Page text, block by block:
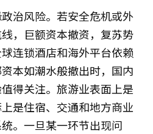
治风险。若安全危机或外
，巨额资本撤资，复苏势
连锁酒店和海外平台依赖
本如潮水般撤出时，国内
得关注。旅游业表面上是
是住宿、交通和地方商业
。一旦某一环节出现问